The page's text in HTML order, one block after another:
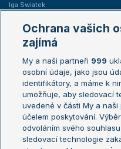
Iga Swiatek
Žebříčky
Žebříček ATP (muži)
Žebříček WTA (ženy)
Sázkařský žebříček
Ochrana vašich
zajímá
My a naši partneři 999
osobní údaje, jako jsou
identifikátory, a máme k
umožňuje, aby sledovací
uvedené v části My a
účelem poskytování.
odvoláním svého
sledovací technologie